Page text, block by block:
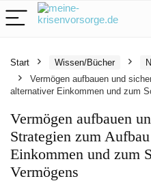
Start Wissen/Bücher
Vermögen aufbauen und
alternativer Einkommen und zum
Vermögen aufbauen
Strategien zum
Einkommen und zum
Vermögens